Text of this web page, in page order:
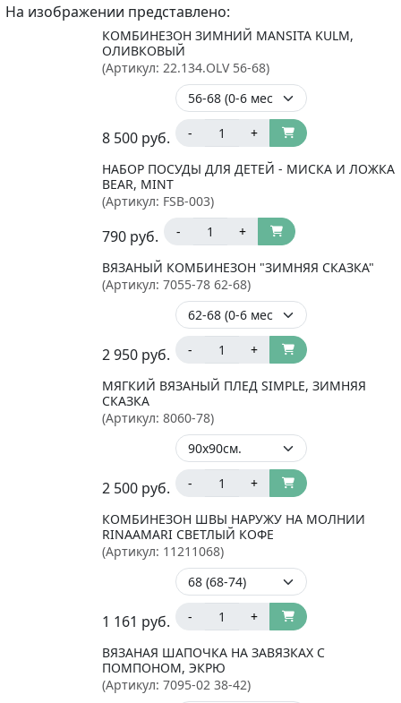
На изображении представлено:
КОМБИНЕЗОН ЗИМНИЙ MANSITA KULM,
ОЛИВКОВЫЙ
(Артикул: 22.134.OLV 56-68)
8 500 руб. - +
НАБОР ПОСУДЫ ДЛЯ ДЕТЕЙ - МИСКА И ЛОЖКА
BEAR, MINT
(Артикул: FSB-003)
790 руб. - +
ВЯЗАНЫЙ КОМБИНЕЗОН "ЗИМНЯЯ СКАЗКА"
(Артикул: 7055-78 62-68)
2 950 руб. - +
МЯГКИЙ ВЯЗАНЫЙ ПЛЕД SIMPLE, ЗИМНЯЯ
СКАЗКА
(Артикул: 8060-78)
2 500 руб. - +
КОМБИНЕЗОН ШВЫ НАРУЖУ НА МОЛНИИ
RINAAMARI СВЕТЛЫЙ КОФЕ
(Артикул: 11211068)
1 161 руб. - +
ВЯЗАНАЯ ШАПОЧКА НА ЗАВЯЗКАХ С
ПОМПОНОМ, ЭКРЮ
(Артикул: 7095-02 38-42)